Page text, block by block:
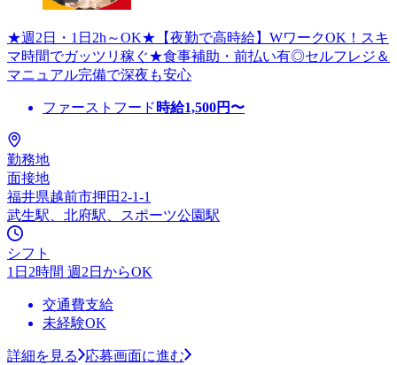
★週2日・1日2h～OK★【夜勤で高時給】WワークOK！スキ
マ時間でガッツリ稼ぐ★食事補助・前払い有◎セルフレジ＆
マニュアル完備で深夜も安心
ファーストフード 時給1,500円〜
勤務地
面接地
福井県越前市押田2-1-1
武生駅、北府駅、スポーツ公園駅
シフト
1日2時間 週2日からOK
交通費支給
未経験OK
詳細を見る
応募画面に進む